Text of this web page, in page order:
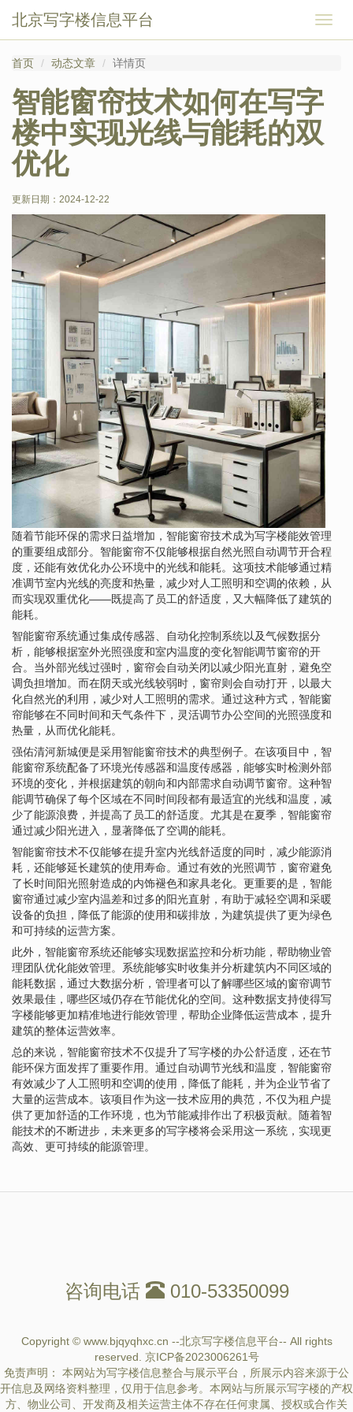
切
换
北京写字楼信息平台
首页 动态文章 详情页
智能窗帘技术如何在写字
楼中实现光线与能耗的双
优化
更新日期： 2024-12-22
随着节能环保的需求日益增加，智能窗帘技术成为写字楼能效管理
的重要组成部分。智能窗帘不仅能够根据自然光照自动调节开合程
度，还能有效优化办公环境中的光线和能耗。这项技术能够通过精
准调节室内光线的亮度和热量，减少对人工照明和空调的依赖，从
而实现双重优化——既提高了员工的舒适度，又大幅降低了建筑的
能耗。
智能窗帘系统通过集成传感器、自动化控制系统以及气候数据分
析，能够根据室外光照强度和室内温度的变化智能调节窗帘的开
合。当外部光线过强时，窗帘会自动关闭以减少阳光直射，避免空
调负担增加。而在阴天或光线较弱时，窗帘则会自动打开，以最大
化自然光的利用，减少对人工照明的需求。通过这种方式，智能窗
帘能够在不同时间和天气条件下，灵活调节办公空间的光照强度和
热量，从而优化能耗。
强佑清河新城便是采用智能窗帘技术的典型例子。在该项目中，智
能窗帘系统配备了环境光传感器和温度传感器，能够实时检测外部
环境的变化，并根据建筑的朝向和内部需求自动调节窗帘。这种智
能调节确保了每个区域在不同时间段都有最适宜的光线和温度，减
少了能源浪费，并提高了员工的舒适度。尤其是在夏季，智能窗帘
通过减少阳光进入，显著降低了空调的能耗。
智能窗帘技术不仅能够在提升室内光线舒适度的同时，减少能源消
耗，还能够延长建筑的使用寿命。通过有效的光照调节，窗帘避免
了长时间阳光照射造成的内饰褪色和家具老化。更重要的是，智能
窗帘通过减少室内温差和过多的阳光直射，有助于减轻空调和采暖
设备的负担，降低了能源的使用和碳排放，为建筑提供了更为绿色
和可持续的运营方案。
此外，智能窗帘系统还能够实现数据监控和分析功能，帮助物业管
理团队优化能效管理。系统能够实时收集并分析建筑内不同区域的
能耗数据，通过大数据分析，管理者可以了解哪些区域的窗帘调节
效果最佳，哪些区域仍存在节能优化的空间。这种数据支持使得写
字楼能够更加精准地进行能效管理，帮助企业降低运营成本，提升
建筑的整体运营效率。
总的来说，智能窗帘技术不仅提升了写字楼的办公舒适度，还在节
能环保方面发挥了重要作用。通过自动调节光线和温度，智能窗帘
有效减少了人工照明和空调的使用，降低了能耗，并为企业节省了
大量的运营成本。该项目作为这一技术应用的典范，不仅为租户提
供了更加舒适的工作环境，也为节能减排作出了积极贡献。随着智
能技术的不断进步，未来更多的写字楼将会采用这一系统，实现更
高效、更可持续的能源管理。
咨询电话 010-53350099
Copyright © www.bjqyqhxc.cn --北京写字楼信息平台-- All rights
reserved. 京ICP备2023006261号
免责声明： 本网站为写字楼信息整合与展示平台，所展示内容来源于公
开信息及网络资料整理，仅用于信息参考。本网站与所展示写字楼的产权
方、物业公司、开发商及相关运营主体不存在任何隶属、授权或合作关